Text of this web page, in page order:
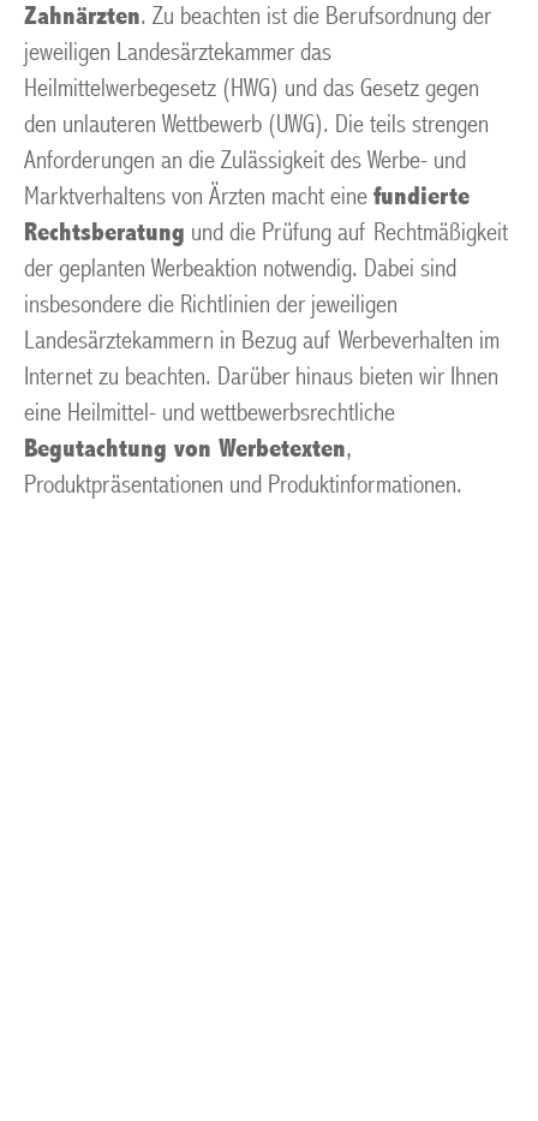
Zahnärzten. Zu beachten ist die Berufsordnung der
jeweiligen Landesärztekammer das
Heilmittelwerbegesetz (HWG) und das Gesetz gegen
den unlauteren Wettbewerb (UWG). Die teils strengen
Anforderungen an die Zulässigkeit des Werbe- und
Marktverhaltens von Ärzten macht eine fundierte
Rechtsberatung und die Prüfung auf Rechtmäßigkeit
der geplanten Werbeaktion notwendig. Dabei sind
insbesondere die Richtlinien der jeweiligen
Landesärztekammern in Bezug auf Werbeverhalten im
Internet zu beachten. Darüber hinaus bieten wir Ihnen
eine Heilmittel- und wettbewerbsrechtliche
Begutachtung von Werbetexten,
Produktpräsentationen und Produktinformationen.